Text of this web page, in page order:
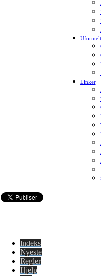
Uformelt
Linker
Indeks
Nyeste
Regler
Hjelp